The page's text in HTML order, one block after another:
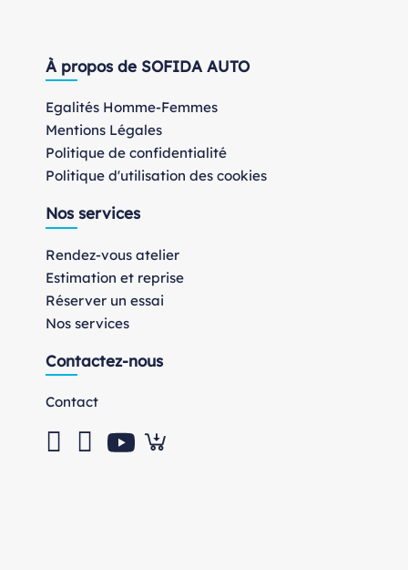
À propos de SOFIDA AUTO
Egalités Homme-Femmes
Mentions Légales
Politique de confidentialité
Politique d'utilisation des cookies
Nos services
Rendez-vous atelier
Estimation et reprise
Réserver un essai
Nos services
Contactez-nous
Contact